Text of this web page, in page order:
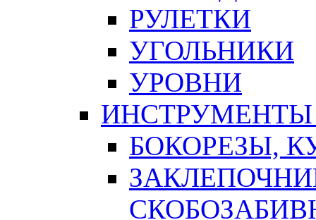
РУЛЕТКИ
УГОЛЬНИКИ
УРОВНИ
БОКОРЕЗЫ,